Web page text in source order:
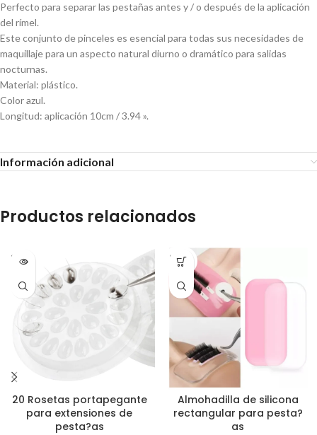
Perfecto para separar las pestañas antes y / o después de la aplicación
del rímel.
Este conjunto de pinceles es esencial para todas sus necesidades de
maquillaje para un aspecto natural diurno o dramático para salidas
nocturnas.
Material: plástico.
Color azul.
Longitud: aplicación 10cm / 3.94 ».
Información adicional
Productos relacionados
SOLD
OUT
20 Rosetas portapegante
para extensiones de
pesta?as
SOLD
OUT
Almohadilla de silicona
rectangular para pesta?
as